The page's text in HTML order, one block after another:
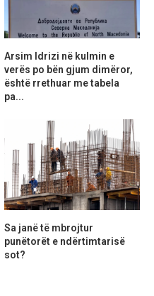
Arsim Idrizi në kulmin e
verës po bën gjum dimëror,
është rrethuar me tabela
pa...
Sa janë të mbrojtur
punëtorët e ndërtimtarisë
sot?